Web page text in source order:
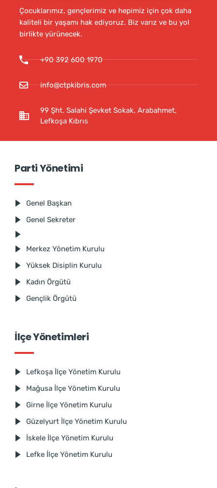
Çocuklarımız, gençlerimiz ve hepimiz için çok daha
kaliteli bir yaşamı hak ediyoruz. Biz varız ve bu yol
birlikte yürünecek.
+90 392 600 1970
info@ctpkibris.com
99 Şht. Salahi Şevket Sokak, Arabahmet,
Lefkoşa Kıbrıs
Parti Yönetimi
Genel Başkan
Genel Sekreter
Merkez Yönetim Kurulu
Yüksek Disiplin Kurulu
Kadın Örgütü
Gençlik Örgütü
İlçe Yönetimleri
Lefkoşa İlçe Yönetim Kurulu
Mağusa İlçe Yönetim Kurulu
Girne İlçe Yönetim Kurulu
Güzelyurt İlçe Yönetim Kurulu
İskele İlçe Yönetim Kurulu
Lefke İlçe Yönetim Kurulu